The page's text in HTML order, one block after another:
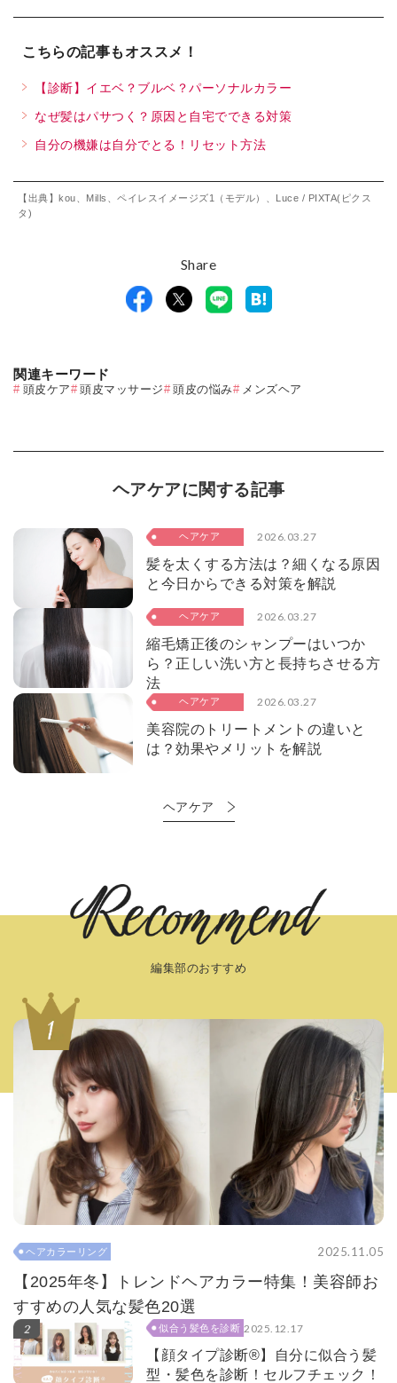
Share
こちらの記事もオススメ！
【診断】イエベ？ブルベ？パーソナルカラー
なぜ髪はパサつく？原因と自宅でできる対策
自分の機嫌は自分でとる！リセット方法
【出典】kou、Mills、ペイレスイメージズ1（モデル）、Luce / PIXTA(ピクス
タ)
関連キーワード
頭皮ケア 頭皮マッサージ 頭皮の悩み メンズヘア
ヘアケアに関する記事
ヘアケア 2026.03.27
髪を太くする方法は？細くなる原因
と今日からできる対策を解説
ヘアケア 2026.03.27
縮毛矯正後のシャンプーはいつか
ら？正しい洗い方と長持ちさせる方
法
ヘアケア 2026.03.27
美容院のトリートメントの違いと
は？効果やメリットを解説
ヘアケア
編集部のおすすめ
ヘアカラーリング 2025.11.05
【2025年冬】トレンドヘアカラー特集！美容師お
すすめの人気な髪色20選
似合う髪色を診断 2025.12.17
【顔タイプ診断®】自分に似合う髪
型・髪色を診断！セルフチェック！